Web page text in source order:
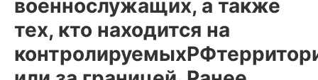
военнослужащих, а также
тех, кто находится на